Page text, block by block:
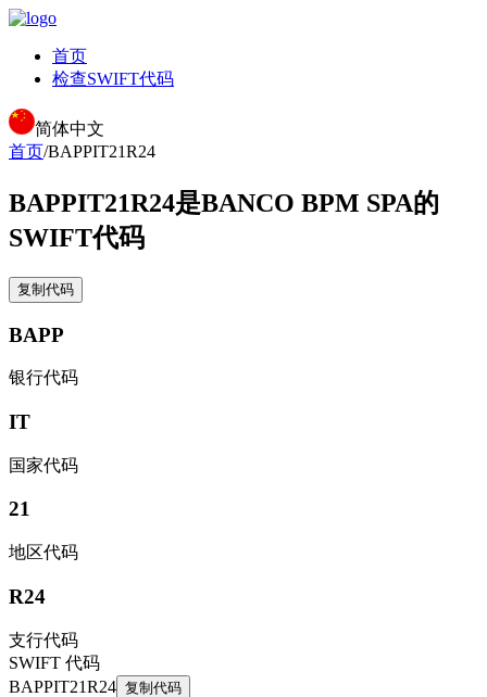
首页
检查SWIFT代码
简体中文
首页/BAPPIT21R24
BAPPIT21R24是BANCO BPM SPA的
SWIFT代码
复制代码
BAPP
银行代码
IT
国家代码
21
地区代码
R24
支行代码
SWIFT 代码
BAPPIT21R24 复制代码